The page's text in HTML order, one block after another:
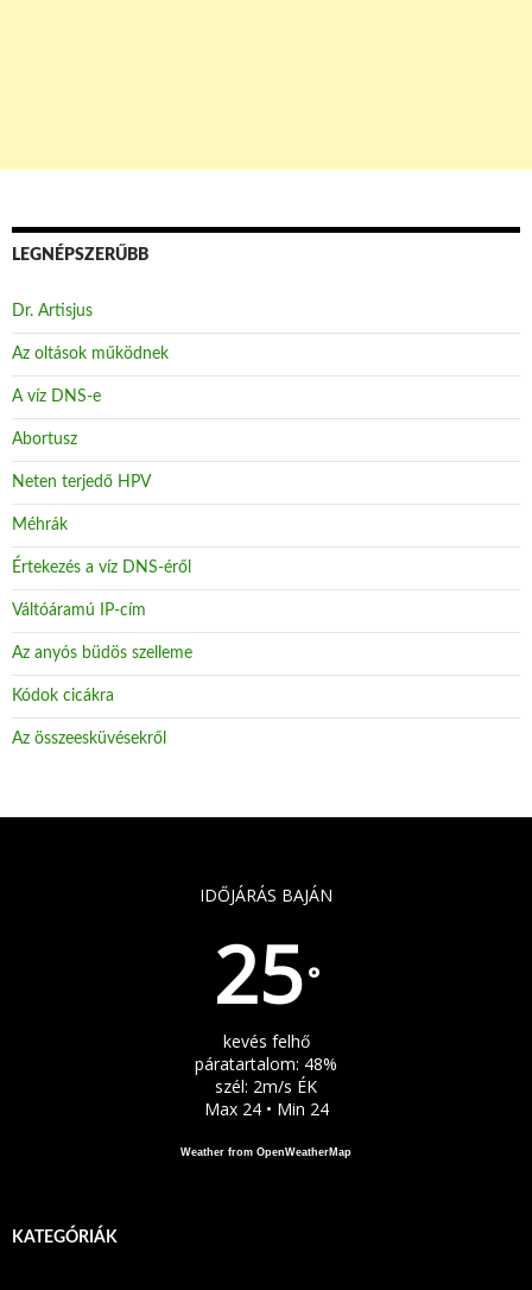
LEGNÉPSZERŰBB
Dr. Artisjus
Az oltások működnek
A víz DNS-e
Abortusz
Neten terjedő HPV
Méhrák
Értekezés a víz DNS-éről
Váltóáramú IP-cím
Az anyós büdös szelleme
Kódok cicákra
Az összeesküvésekről
IDŐJÁRÁS BAJÁN
25°
kevés felhő
páratartalom: 48%
szél: 2m/s ÉK
Max 24 • Min 24
Weather from OpenWeatherMap
KATEGÓRIÁK